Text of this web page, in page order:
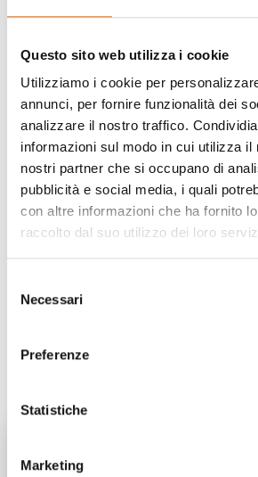
Questo sito web utilizza i cookie
Utilizziamo i cookie per
annunci, per fornire funzionalità dei
analizzare il nostro traffico.
informazioni sul modo in cui utilizza il
nostri partner che si occupano di
pubblicità e social media, i quali
con altre informazioni che ha fornito
raccolto dal suo utilizzo dei loro
delNecessari
Preferenze
Statistiche
Marketing
furono necessari all'incirca 250
continuarono fino alla loro
causa del primo forte evento
definitivamente nel 2007 con
paesaggistico e architettonico
proprietà ed emanato dal Ministero
dalla Regione Umbria.
edificio, ricostruendo case, muri,
originale e alla sua storia, non
Dal 2014 ad oggi